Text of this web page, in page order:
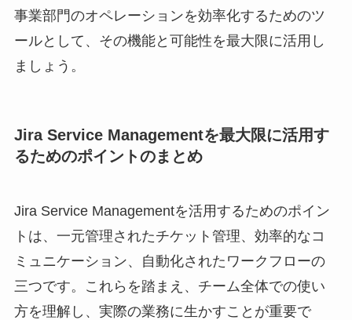
事業部門のオペレーションを効率化するためのツ
ールとして、その機能と可能性を最大限に活用し
ましょう。
Jira Service Managementを最大限に活用す
るためのポイントのまとめ
Jira Service Managementを活用するためのポイン
トは、一元管理されたチケット管理、効率的なコ
ミュニケーション、自動化されたワークフローの
三つです。これらを踏まえ、チーム全体での使い
方を理解し、実際の業務に生かすことが重要で